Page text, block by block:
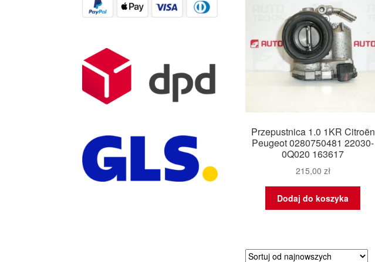
Przepustnica 1.0 1KR Citroën
Peugeot 0280750481 22030-
0Q020 163617
215,00 zł
Dodaj do koszyka